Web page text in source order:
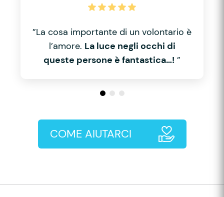
”La cosa importante di un volontario è
l’amore. La luce negli occhi di
queste persone è fantastica…! ”
COME AIUTARCI